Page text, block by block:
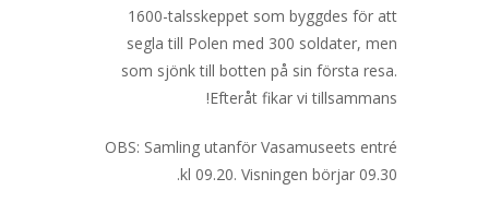
1600-talsskeppet som byggdes för att
segla till Polen med 300 soldater, men
som sjönk till botten på sin första resa.
Efteråt fikar vi tillsammans!
OBS: Samling utanför Vasamuseets entré
kl 09.20. Visningen börjar 09.30.